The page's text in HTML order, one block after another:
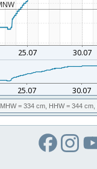
MHW= 334 cm, HHW= 344 cm,